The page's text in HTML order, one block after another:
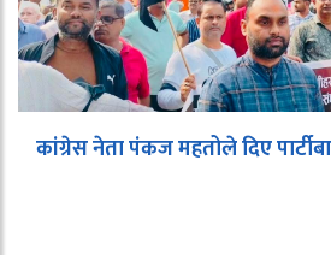
कांग्रेस नेता पंकज महतोले दिए